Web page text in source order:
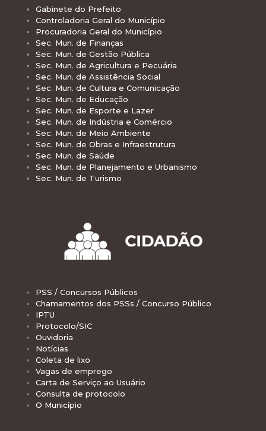
Gabinete do Prefeito
Controladoria Geral do Município
Procuradoria Geral do Município
Sec. Mun. de Finanças
Sec. Mun. de Gestão Pública
Sec. Mun. de Agricultura e Pecuária
Sec. Mun. de Assistência Social
Sec. Mun. de Cultura e Comunicação
Sec. Mun. de Educação
Sec. Mun. de Esporte e Lazer
Sec. Mun. de Indústria e Comércio
Sec. Mun. de Meio Ambiente
Sec. Mun. de Obras e Infraestrutura
Sec. Mun. de Saúde
Sec. Mun. de Planejamento e Urbanismo
Sec. Mun. de Turismo
PSS / Concursos Públicos
Chamamentos dos PSSs / Concurso Público
IPTU
Protocolo/SIC
Ouvidoria
Notícias
Coleta de lixo
Vagas de emprego
Carta de Serviço ao Usuário
Consulta de protocolo
O Município